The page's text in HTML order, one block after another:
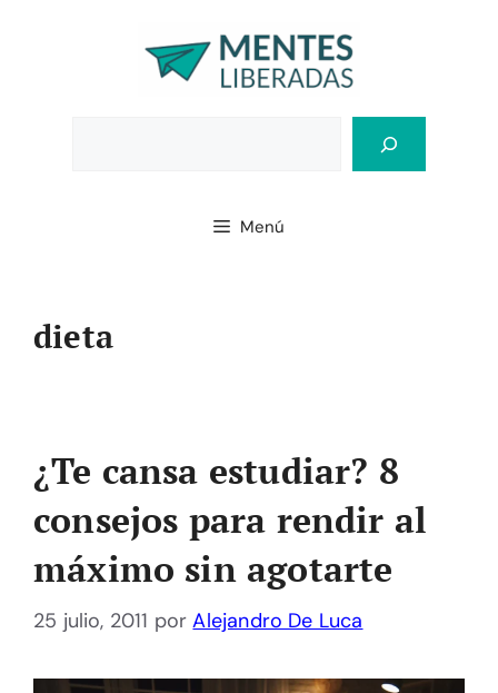
Menú
dieta
¿Te cansa estudiar? 8
consejos para rendir al
máximo sin agotarte
25 julio, 2011 porAlejandro De Luca